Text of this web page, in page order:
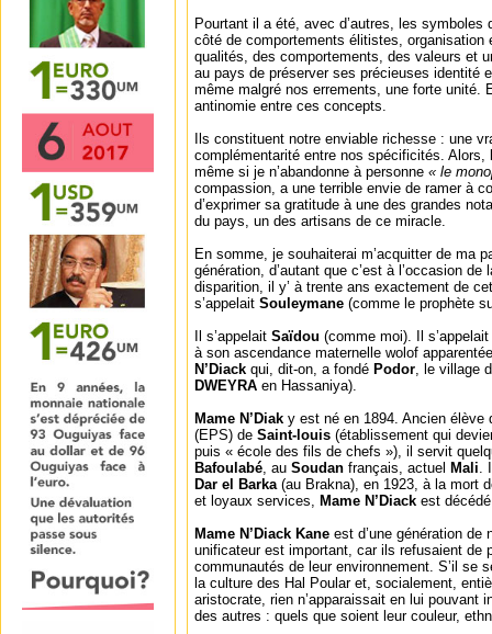
Pourtant il a été, avec d’autres, les symboles
côté de comportements élitistes, organisation
qualités, des comportements, des valeurs et
au pays de préserver ses précieuses identité
même malgré nos errements, une forte unité.
antinomie entre ces concepts.
Ils constituent notre enviable richesse : une
complémentarité entre nos spécificités. Alors,
même si je n’abandonne à personne « le
compassion, a une terrible envie de ramer à
d’exprimer sa gratitude à une des grandes
du pays, un des artisans de ce miracle.
En somme, je souhaiterai m’acquitter de ma
génération, d’autant que c’est à l’occasion
disparition, il y’ à trente ans exactement de
s’appelait Souleymane (comme le prophète
Il s’appelait Saïdou (comme moi). Il s’appelait
à son ascendance maternelle wolof
N’Diack qui, dit-on, a fondé Podor, le village
DWEYRA en Hassaniya).
Mame N’Diak y est né en 1894. Ancien élève
(EPS) de Saint-louis (établissement qui
puis « école des fils de chefs »), il servit
Bafoulabé, au Soudan français, actuel Mali.
Dar el Barka(au Brakna), en 1923, à la mort
et loyaux services, Mame N’Diack est
Mame N’Diack Kane est d’une génération de
unificateur est important, car ils refusaient de
communautés de leur environnement. S’il se
la culture des Hal Poular et, socialement,
aristocrate, rien n’apparaissait en lui pouvant
des autres : quels que soient leur couleur,